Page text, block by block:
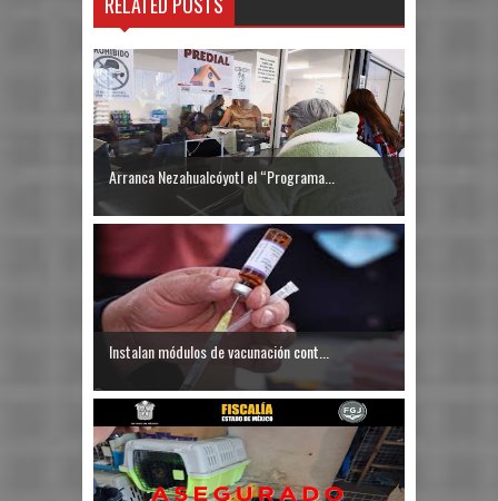
Arranca Nezahualcóyotl el “Programa...
Instalan módulos de vacunación cont...